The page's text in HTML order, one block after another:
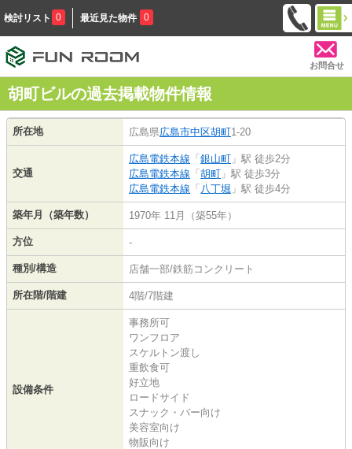
検討リスト 0 最近見た物件 0
お問合せ
胡町ビルの過去掲載物件情報
所在地 広島県広島市中区胡町1-20
交通
広島電鉄本線 「 銀山町 」駅 徒歩2分
広島電鉄本線 「 胡町 」駅 徒歩3分
広島電鉄本線 「 八丁堀 」駅 徒歩4分
築年月（築年数） 1970年 11月（築55年）
方位 -
種別/構造 店舗一部/鉄筋コンクリート
所在階/階建 4階/7階建
設備条件
事務所可
ワンフロア
スケルトン渡し
重飲食可
好立地
ロードサイド
スナック・バー向け
美容室向け
物販向け